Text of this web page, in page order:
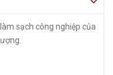
sạch công nghiệp của